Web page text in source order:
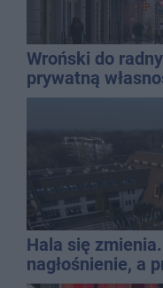
Wroński do
prywatną
gospodarką
Hala się
nagłośnienie, a
QEMETICA